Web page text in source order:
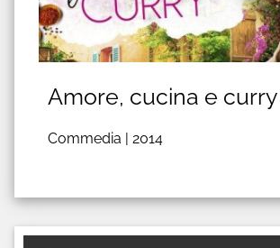
Amore, cucina e curry
Commedia | 2014